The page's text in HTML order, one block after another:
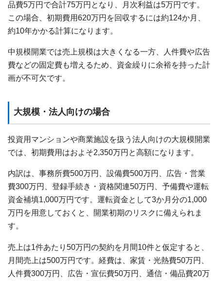
品費5万円で合計75万円となり、月次利益は5万円です。
この場合、初期費用620万円を回収するには約124か月、
約10年かかる計算になります。
中規模開業では売上規模は大きくなる一方、人件費や広告
費などの固定費も増えるため、資金繰りに余裕を持った計
画が不可欠です。
大規模・法人向けの場合
投資用マンションや商業施設を扱う法人向けの大規模開業
では、初期費用はおよそ2,350万円と高額になります。
内訳は、事務所費500万円、設備費500万円、広告・営業
費300万円、登録手続き・資格関連50万円、予備費や運転
資金補填1,000万円です。運転資金として3か月分の1,000
万円を用意しておくと、開業初期のリスクに備えられま
す。
売上は1件あたり50万円の契約を月間10件と仮定すると、
月間売上は500万円です。経費は、家賃・光熱費50万円、
人件費300万円、広告・宣伝費50万円、通信・備品費20万